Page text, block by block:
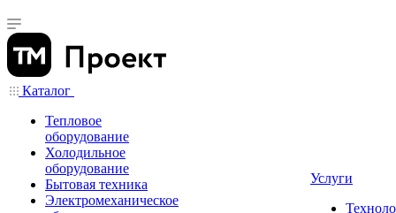
Каталог
Тепловое
оборудование
Холодильное
оборудование
Бытовая техника
Электромеханическое
Услуги